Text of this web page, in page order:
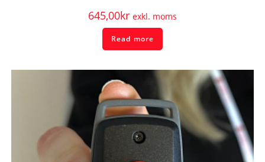
645,00kr exkl. moms
Read more